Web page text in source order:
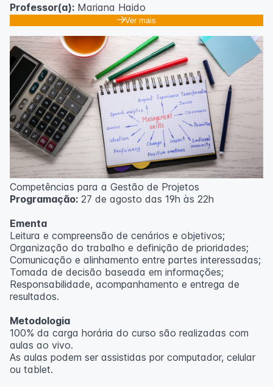
Professor(a): Mariana Haido
Ver mais
Competências para a Gestão de Projetos
Programação: 27 de agosto das 19h às 22h
Ementa
Leitura e compreensão de cenários e objetivos;
Organização do trabalho e definição de prioridades;
Comunicação e alinhamento entre partes interessadas;
Tomada de decisão baseada em informações;
Responsabilidade, acompanhamento e entrega de
resultados.
Metodologia
100% da carga horária do curso são realizadas com
aulas ao vivo.
As aulas podem ser assistidas por computador, celular
ou tablet.